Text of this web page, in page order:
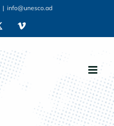
| info@unesco.ad
Vimeo